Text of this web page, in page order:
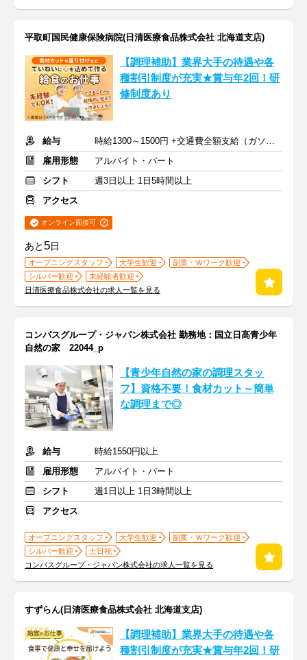
平取町国民健康保険病院(日清医療食品株式会社 北海道支店)
【調理補助】業界大手の待遇や各
種割引制度が充実★賞与年2回！研
修制度あり
給与
時給1300～1500円 +交通費全額支給（ガソリン代も支給）
雇用形態
アルバイト・パート
シフト
週3日以上 1日5時間以上
アクセス
オンライン面接可
あと 5日
オープニングスタッフ 大学生歓迎
副業・Ｗワーク歓迎
シルバー歓迎
未経験者歓迎
日清医療食品株式会社の求人一覧を見る
コンパスグループ・ジャパン株式会社 勤務地：国立日高青少年
自然の家 22044_p
【青少年自然の家の調理スタッ
フ】資格不要！食材カット～簡単
な調理まで◎
給与
時給1550円以上
雇用形態
アルバイト・パート
シフト
週1日以上 1日3時間以上
アクセス
オープニングスタッフ 大学生歓迎
副業・Ｗワーク歓迎
シルバー歓迎
土日祝
コンパスグループ・ジャパン株式会社の求人一覧を見る
すずらん(日清医療食品株式会社 北海道支店)
【調理補助】業界大手の待遇や各
種割引制度が充実★賞与年2回！研